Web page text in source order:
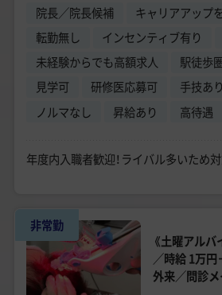
院長／院長候補
キャリアアップ
転勤無し
インセンティブ有り
未経験からでも高額求人
駅徒歩
見学可
研修医応募可 手技あり
ノルマなし
昇給あり 高待遇
年度内入職者歓迎！ライバル多いため対
非常勤
《土曜アルバ
／時給 1万円
外来／問診